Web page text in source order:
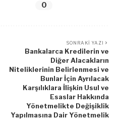
0
SONRAKI YAZI
Bankalarca Kredilerin ve
Diğer Alacakların
Niteliklerinin Belirlenmesi ve
Bunlar İçin Ayrılacak
Karşılıklara İlişkin Usul ve
Esaslar Hakkında
Yönetmelikte Değişiklik
Yapılmasına Dair Yönetmelik